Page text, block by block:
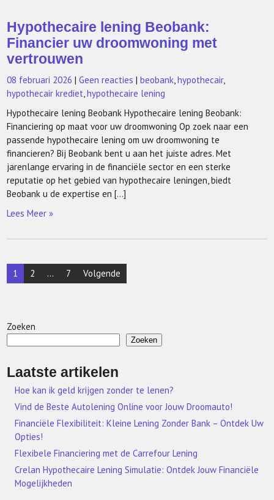
Hypothecaire lening Beobank:
Financier uw droomwoning met
vertrouwen
08 februari 2026 |Geen reacties |beobank,hypothecair,
hypothecair krediet,hypothecaire lening
Hypothecaire lening Beobank Hypothecaire lening Beobank:
Financiering op maat voor uw droomwoning Op zoek naar een
passende hypothecaire lening om uw droomwoning te
financieren? Bij Beobank bent u aan het juiste adres. Met
jarenlange ervaring in de financiële sector en een sterke
reputatie op het gebied van hypothecaire leningen, biedt
Beobank u de expertise en […]
Lees Meer »
Berichten
paginering
1 2 … 7 Volgende
Zoeken
Zoeken
Laatste artikelen
Hoe kan ik geld krijgen zonder te lenen?
Vind de Beste Autolening Online voor Jouw Droomauto!
Financiële Flexibiliteit: Kleine Lening Zonder Bank – Ontdek Uw
Opties!
Flexibele Financiering met de Carrefour Lening
Crelan Hypothecaire Lening Simulatie: Ontdek Jouw Financiële
Mogelijkheden